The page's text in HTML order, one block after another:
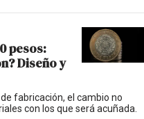
pesos:
Diseño y
fabricación, el cambio no
con los que será acuñada.